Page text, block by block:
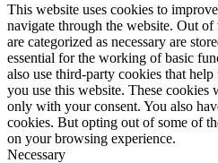
This website uses cookies to
navigate through the website. Out of
are categorized as necessary are
essential for the working of basic
also use third-party cookies that
you use this website. These
only with your consent. You also
cookies. But opting out of some of
on your browsing experience.
Necessary